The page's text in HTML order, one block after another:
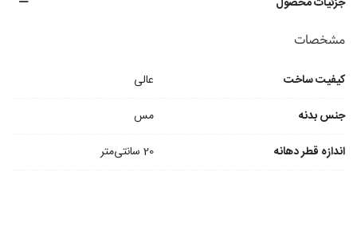
مشخصات
کیفیت ساخت
عالی
جنس بدنه
مس
اندازه قطر دهانه
20 سانتی‌متر